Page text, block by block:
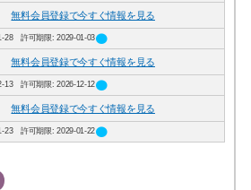
無料会員登録で今すぐ情報を見る
28 許可期限: 2029-01-03circle
無料会員登録で今すぐ情報を見る
13 許可期限: 2026-12-12circle
無料会員登録で今すぐ情報を見る
23 許可期限: 2029-01-22circle